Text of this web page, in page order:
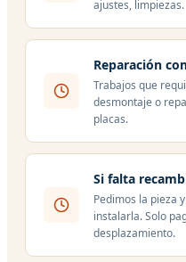
ajustes, limpiezas.
Reparación
Trabajos que
desmontaje o
placas.
Si falta
Pedimos la pieza
instalarla. Solo
desplazamiento.